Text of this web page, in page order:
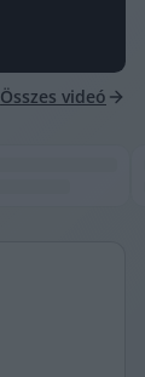
Összes videó